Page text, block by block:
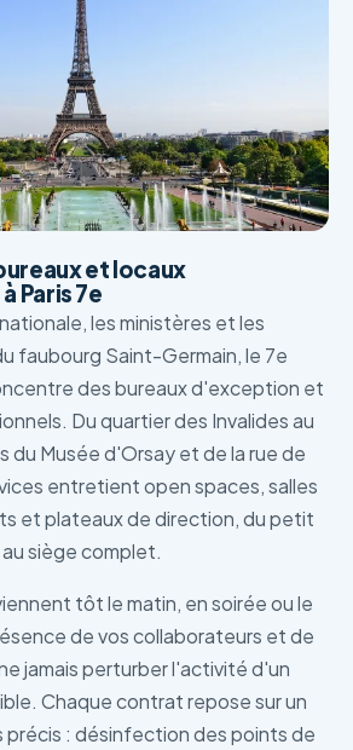
et locaux
Paris 7e
les ministères et les
faubourg Saint-Germain, le 7e
des bureaux d'exception et
Du quartier des Invalides au
du Musée d'Orsay et de la rue de
entretient open spaces, salles
et plateaux de direction, du petit
siège complet.
tôt le matin, en soirée ou le
de vos collaborateurs et de
jamais perturber l'activité d'un
Chaque contrat repose sur un
précis : désinfection des points de